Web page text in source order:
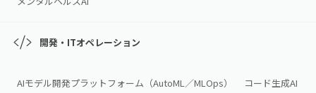
開発・ITオペレーション
AIモデル開発プラットフォーム（AutoML／MLOps）
コード生成AI